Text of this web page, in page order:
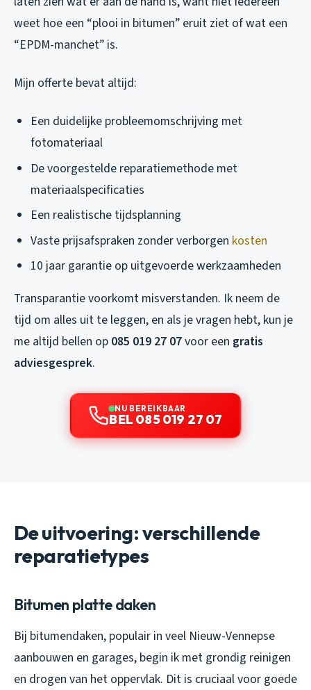
weet hoe een “plooi in bitumen” eruit ziet of wat een
“EPDM-manchet” is.
Mijn offerte bevat altijd:
Een duidelijke probleemomschrijving met
fotomateriaal
De voorgestelde reparatiemethode met
materiaalspecificaties
Een realistische tijdsplanning
Vaste prijsafspraken zonder verborgen kosten
10 jaar garantie op uitgevoerde werkzaamheden
Transparantie voorkomt misverstanden. Ik neem de
tijd om alles uit te leggen, en als je vragen hebt, kun je
me altijd bellen op 085 019 27 07voor een gratis
adviesgesprek.
NU BEREIKBAAR
BEL 085 019 27 07
De uitvoering: verschillende
reparatietypes
Bitumen platte daken
Bij bitumendaken, populair in veel Nieuw-Vennepse
aanbouwen en garages, begin ik met grondig reinigen
en drogen van het oppervlak. Dit is cruciaal voor goede